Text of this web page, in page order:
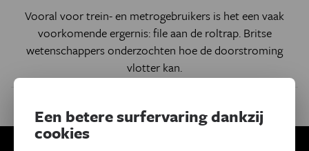
Vooral voor trein- en metrogebruikers is het een vaak
voorkomende ergernis: file aan de roltrap. Britse
wetenschappers onderzochten hoe de doorstroming
vlotter kan.
Een betere surfervaring dankzij
cookies